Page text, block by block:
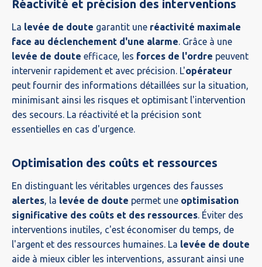
Réactivité et précision des interventions
La levée de doute garantit une réactivité maximale
face au déclenchement d'une alarme . Grâce à une
levée de doute efficace, les forces de l'ordre peuvent
intervenir rapidement et avec précision. L'opérateur
peut fournir des informations détaillées sur la situation,
minimisant ainsi les risques et optimisant l'intervention
des secours. La réactivité et la précision sont
essentielles en cas d'urgence.
Optimisation des coûts et ressources
En distinguant les véritables urgences des fausses
alertes , la levée de doute permet une optimisation
significative des coûts et des ressources . Éviter des
interventions inutiles, c'est économiser du temps, de
l'argent et des ressources humaines. La levée de doute
aide à mieux cibler les interventions, assurant ainsi une